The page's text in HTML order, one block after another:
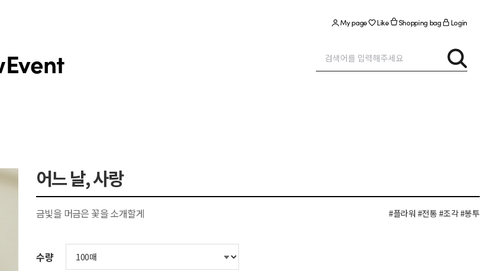
My page Like Shopping bag Login
Event
어느 날, 사랑
#플라워 #전통#조각#봉투
금빛을 머금은 꽃을 소개할게
수량